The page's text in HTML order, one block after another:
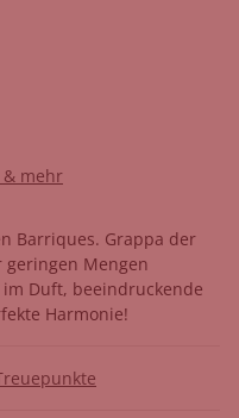
& mehr
Barriques. Grappa der
Mengen
Duft, beeindruckende
Harmonie!